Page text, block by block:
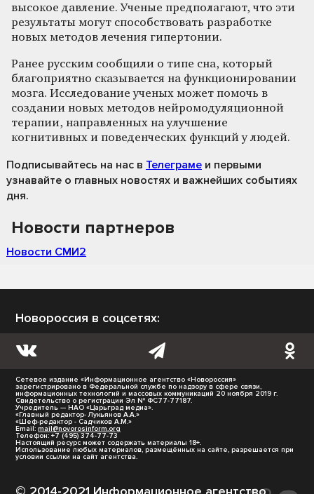
высокое давление. Ученые предполагают, что эти
результаты могут способствовать разработке
новых методов лечения гипертонии.
Ранее русским сообщили о типе сна, который
благоприятно сказывается на функционировании
мозга. Исследование ученых может помочь в
создании новых методов нейромодуляционной
терапии, направленных на улучшение
когнитивных и поведенческих функций у людей.
Подписывайтесь на нас в Телеграме и первыми
узнавайте о главных новостях и важнейших событиях
дня.
Новости партнеров
Новости СМИ2
Новороссия в соцсетях:
Сетевое издание «Информационное агентство «Новороссия»
зарегистрировано в Федеральной службе по надзору в сфере связи,
информационных технологий и массовых коммуникаций 20 ноября 2019 г.
Свидетельство о регистрации Эл № ФС77-77187.
Учредитель — НАО «Царьград медиа».
«Главный редактор- Лукьянов А.А.»
«Шеф-редактор - Садчиков А.М.»
Email: mail@novorosinform.org
Телефон: +7 (495) 374-77-73
Настоящий ресурс может содержать материалы 18+.
Использование любых материалов, размещённых на сайте, разрешается при
условии ссылки на сайт агентства.